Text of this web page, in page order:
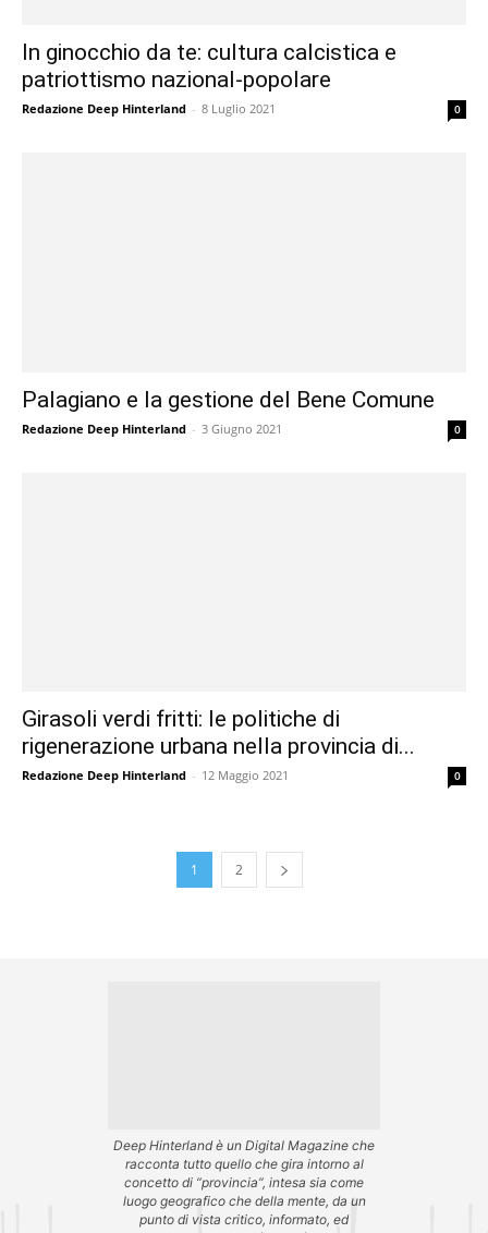
In ginocchio da te: cultura calcistica e
patriottismo nazional-popolare
Redazione Deep Hinterland - 8 Luglio 2021 0
Palagiano e la gestione del Bene Comune
Redazione Deep Hinterland - 3 Giugno 2021 0
Girasoli verdi fritti: le politiche di
rigenerazione urbana nella provincia di...
Redazione Deep Hinterland - 12 Maggio 2021 0
1 2
Deep Hinterland è un Digital Magazine che
racconta tutto quello che gira intorno al
concetto di “provincia”, intesa sia come
luogo geografico che della mente, da un
punto di vista critico, informato, ed